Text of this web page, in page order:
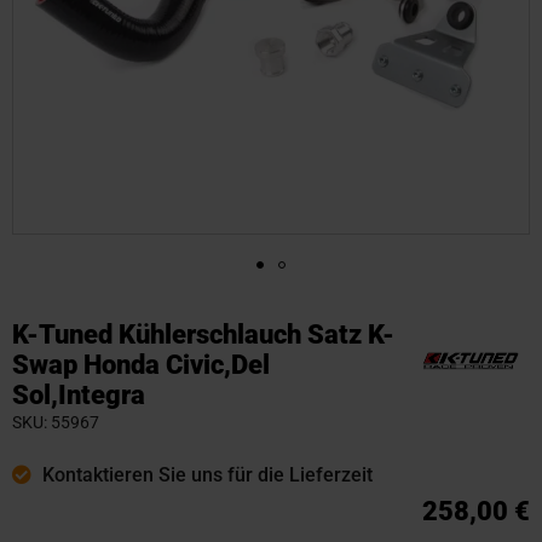
K-Tuned Kühlerschlauch Satz K-
Swap Honda Civic,Del
Sol,Integra
SKU 55967
Kontaktieren Sie uns für die Lieferzeit
258,00 €
Anfang
der
Bildgalerie
springen